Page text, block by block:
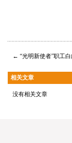
← “光明新使者”职工
相关文章
没有相关文章